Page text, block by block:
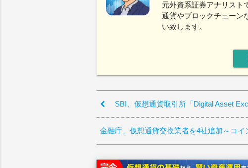
元外資系証券アナリスト
通貨やブロックチェーン
い致します。
SBI、仮想通貨取引所「Digital Asset
金融庁、仮想通貨交換業者を4社追加～コイ